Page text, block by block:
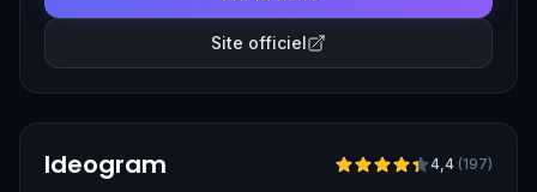
Site officiel
Ideogram 4,4 (197)